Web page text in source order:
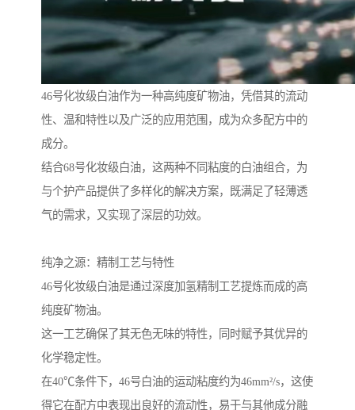
46号化妆级白油作为一种高纯度矿物油，凭借其的流动
性、温和特性以及广泛的应用范围，成为众多配方中的
成分。
结合68号化妆级白油，这两种不同粘度的白油组合，为
与个护产品提供了多样化的解决方案，既满足了轻薄透
气的需求，又实现了深层的功效。
纯净之源：精制工艺与特性
46号化妆级白油是通过深度加氢精制工艺提炼而成的高
纯度矿物油。
这一工艺确保了其无色无味的特性，同时赋予其优异的
化学稳定性。
在40℃条件下，46号白油的运动粘度约为46mm²/s，这使
得它在配方中表现出良好的流动性，易于与其他成分融